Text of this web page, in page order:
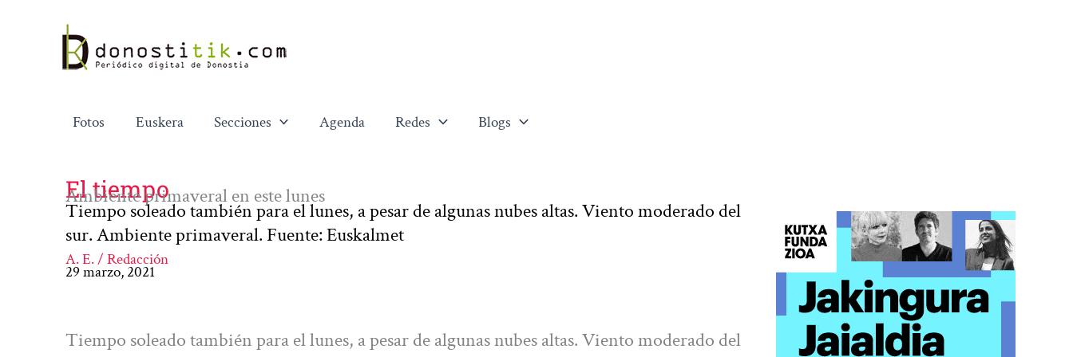
contenido
Fotos Euskera Secciones Agenda Redes Blogs
El tiempo
Ambiente primaveral en este lunes
Tiempo soleado también para el lunes, a pesar de algunas nubes altas. Viento moderado del
sur. Ambiente primaveral. Fuente: Euskalmet
A. E. / Redacción
29 marzo, 2021
Tiempo soleado también para el lunes, a pesar de algunas nubes altas. Viento moderado del